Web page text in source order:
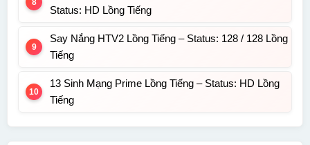
Status: HD Lồng Tiếng
Say Nắng HTV2 Lồng Tiếng – Status: 128 / 128 Lồng
Tiếng
13 Sinh Mạng Prime Lồng Tiếng – Status: HD Lồng
Tiếng